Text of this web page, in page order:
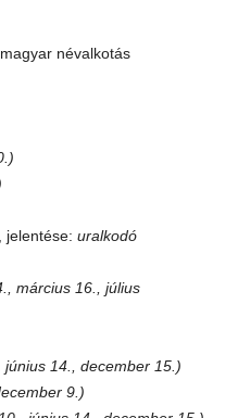
névalkotás
jelentése:uralkodó
március 16., július
14., december 15.)
9.)